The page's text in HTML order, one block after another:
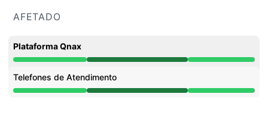
AFETADO
Plataforma Qnax
Operacional undefined 2:40 PM para 10:44 AM
Telefones de Atendimento
Operacional undefined 2:40 PM para 10:44 AM